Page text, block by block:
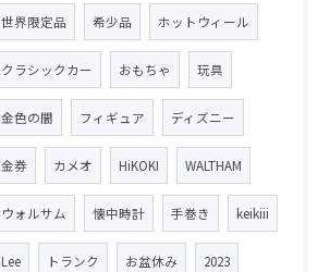
世界限定品 希少品 ホットウィール
クラシックカー おもちゃ 玩具
金色の闇 フィギュア ディズニー
金券 カメオ HiKOKI WALTHAM
ウォルサム 懐中時計 手巻き keikiii
Lee トランク お盆休み 2023